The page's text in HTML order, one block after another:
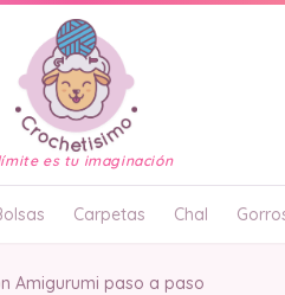
es tu imaginación
Carpetas Chal
Amigurumi paso a paso